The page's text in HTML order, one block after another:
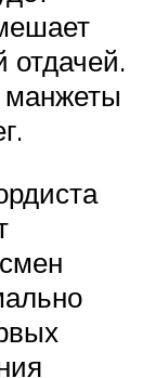
отдачей.